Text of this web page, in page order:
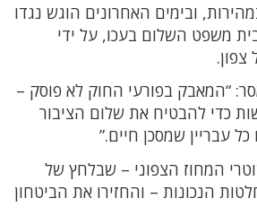
ובימים האחרונים הוגש נגדו
משפט השלום בעכו, על ידי
“המאבק בפורעי החוק לא פוסק –
כדי להבטיח את שלום הציבור
עבריין שמסכן חיים.”
המחוז הצפוני – שבלחץ של
הנכונות – והחזירו את הביטחון